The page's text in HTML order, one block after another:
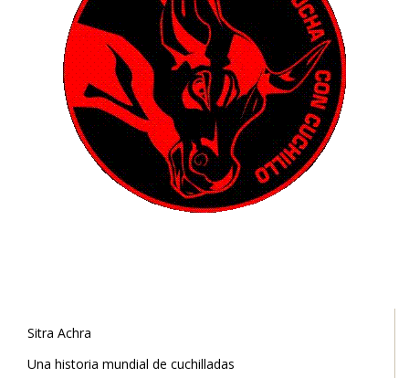
Sitra Achra
Una historia mundial de cuchilladas